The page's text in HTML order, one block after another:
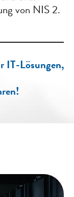
von NIS 2.
IT-Lösungen,